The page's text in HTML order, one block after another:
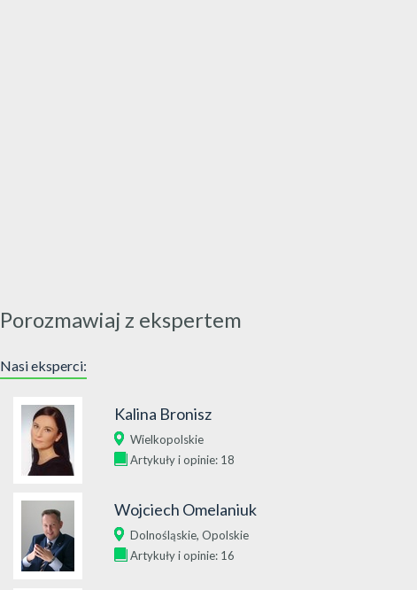
Porozmawiaj z ekspertem
Nasi eksperci:
Kalina Bronisz
Wielkopolskie
Artykuły i opinie: 18
Wojciech Omelaniuk
Dolnośląskie, Opolskie
Artykuły i opinie: 16